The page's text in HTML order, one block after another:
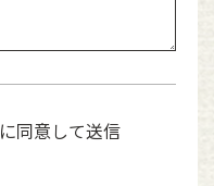
に同意して送信